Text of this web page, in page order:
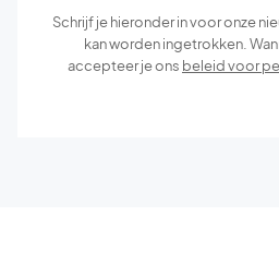
Schrijf je hieronder in voor onze
kan worden ingetrokken.
accepteer je ons beleid voor